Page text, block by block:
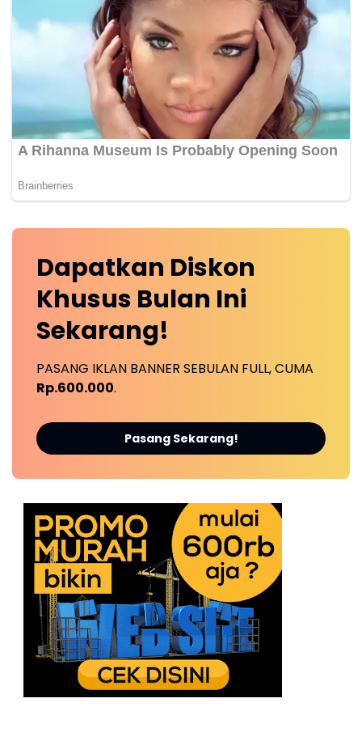
Dapatkan Diskon
Khusus Bulan Ini
Sekarang!
PASANG IKLAN BANNER SEBULAN FULL, CUMA
Rp.600.000.
Pasang Sekarang!